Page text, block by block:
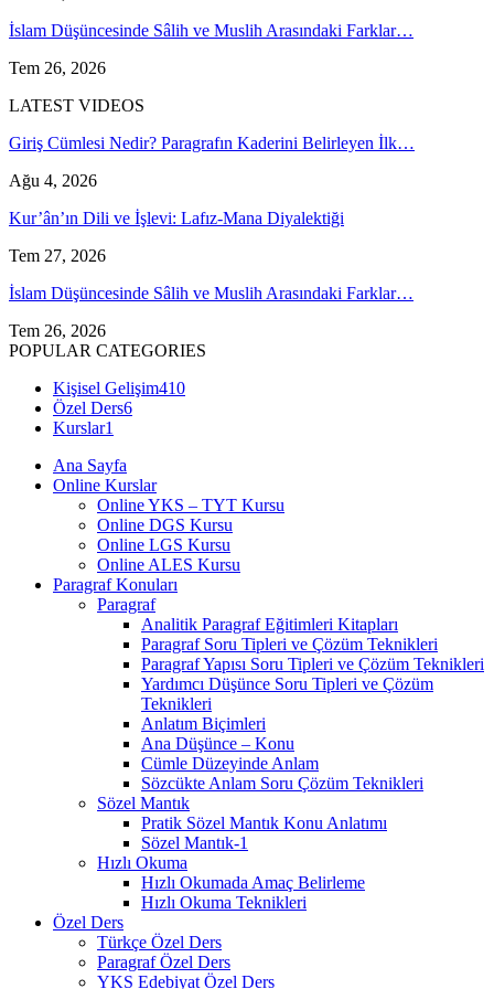
İslam Düşüncesinde Sâlih ve Muslih Arasındaki Farklar…
Tem 26, 2026
LATEST VIDEOS
Giriş Cümlesi Nedir? Paragrafın Kaderini Belirleyen İlk…
Ağu 4, 2026
Kur’ân’ın Dili ve İşlevi: Lafız-Mana Diyalektiği
Tem 27, 2026
İslam Düşüncesinde Sâlih ve Muslih Arasındaki Farklar…
Tem 26, 2026
POPULAR CATEGORIES
Kişisel Gelişim410
Özel Ders6
Kurslar1
Ana Sayfa
Online Kurslar
Online YKS – TYT Kursu
Online DGS Kursu
Online LGS Kursu
Online ALES Kursu
Paragraf Konuları
Paragraf
Analitik Paragraf Eğitimleri Kitapları
Paragraf Soru Tipleri ve Çözüm Teknikleri
Paragraf Yapısı Soru Tipleri ve Çözüm Teknikleri
Yardımcı Düşünce Soru Tipleri ve Çözüm
Teknikleri
Anlatım Biçimleri
Ana Düşünce – Konu
Cümle Düzeyinde Anlam
Sözcükte Anlam Soru Çözüm Teknikleri
Sözel Mantık
Pratik Sözel Mantık Konu Anlatımı
Sözel Mantık-1
Hızlı Okuma
Hızlı Okumada Amaç Belirleme
Hızlı Okuma Teknikleri
Özel Ders
Türkçe Özel Ders
Paragraf Özel Ders
YKS Edebiyat Özel Ders